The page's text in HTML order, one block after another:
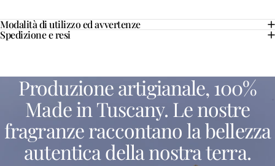
Modalità di utilizzo ed avvertenze
Spedizione e resi
Produzioneartigianale,100%
Madein Tuscany. Lenostre
fragranzeraccontanolabellezza
autentica dellanostraterra.